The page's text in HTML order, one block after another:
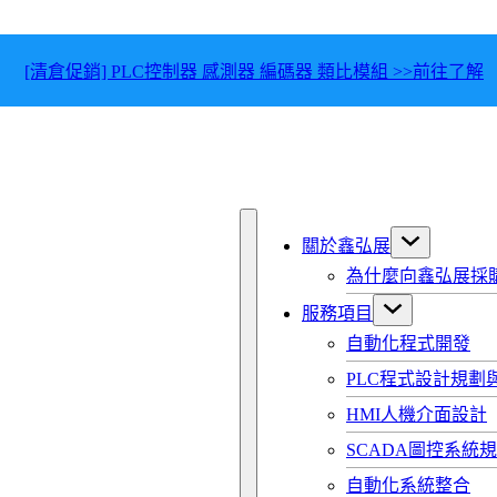
[清倉促銷] PLC控制器 感測器 編碼器 類比模組 >>前往了解
關於鑫弘展
為什麼向鑫弘展採
服務項目
自動化程式開發
PLC程式設計規劃
HMI人機介面設計
SCADA圖控系統規
自動化系統整合